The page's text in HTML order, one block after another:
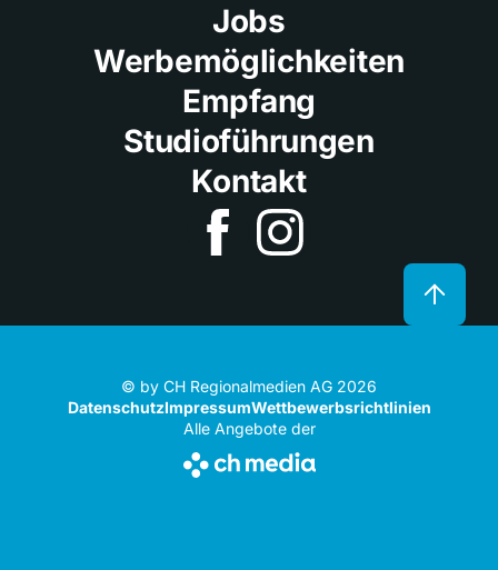
Jobs
Werbemöglichkeiten
Empfang
Studioführungen
Kontakt
© by CH Regionalmedien AG 2026
DatenschutzImpressumWettbewerbsrichtlinien
Alle Angebote der